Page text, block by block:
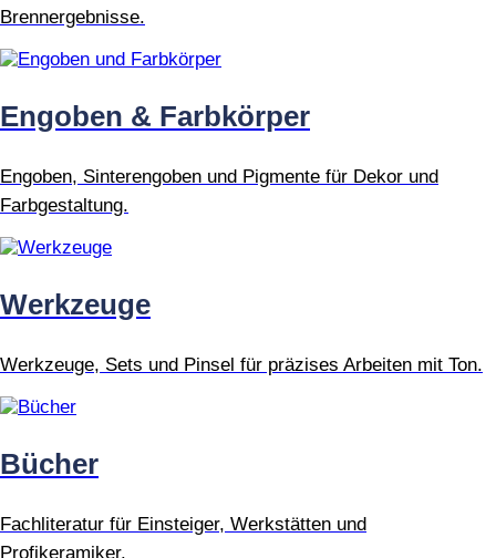
Brennergebnisse.
Engoben & Farbkörper
Engoben, Sinterengoben und Pigmente für Dekor und
Farbgestaltung.
Werkzeuge
Werkzeuge, Sets und Pinsel für präzises Arbeiten mit Ton.
Bücher
Fachliteratur für Einsteiger, Werkstätten und
Profikeramiker.